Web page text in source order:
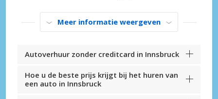
Meer informatie weergeven
Autoverhuur zonder creditcard in Innsbruck
Hoe u de beste prijs krijgt bij het huren van
een auto in Innsbruck